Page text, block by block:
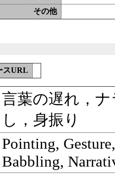
その他
スURL
言葉の遅れ，
し，身振り
Pointing,
Babbling,